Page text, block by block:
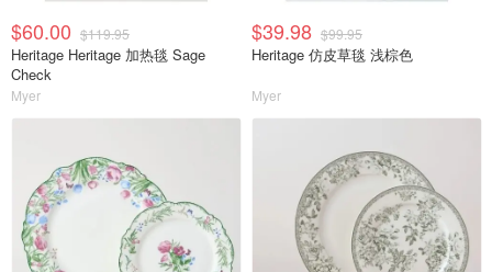
$60.00 $119.95
Heritage Heritage 加热毯 Sage
Check
Myer
$39.98 $99.95
Heritage 仿皮草毯 浅棕色
Myer